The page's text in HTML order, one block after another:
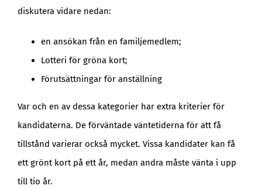
diskutera vidare nedan:
en ansökan från en familjemedlem;
Lotteri för gröna kort;
Förutsättningar för anställning
Var och en av dessa kategorier har extra kriterier för
kandidaterna. De förväntade väntetiderna för att få
tillstånd varierar också mycket. Vissa kandidater kan få
ett grönt kort på ett år, medan andra måste vänta i upp
till tio år.